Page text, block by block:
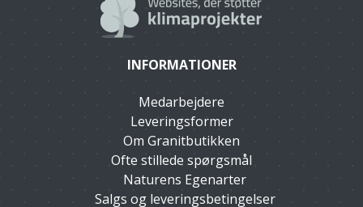
INFORMATIONER
Medarbejdere
Leveringsformer
Om Granitbutikken
Ofte stillede spørgsmål
Naturens Egenarter
Salgs og leveringsbetingelser